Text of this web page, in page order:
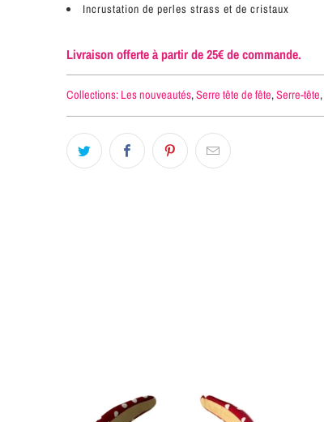
Incrustation de perles strass et de cristaux
Livraison offerte à partir de 25€ de commande.
Collections: Les nouveautés,Serre tête de fête,Serre-tête,